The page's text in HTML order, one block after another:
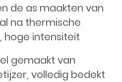
de as maakten van
na thermische
hoge intensiteit
gemaakt van
volledig bedekt